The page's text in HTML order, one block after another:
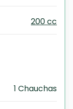
200 cc
1 Chauchas